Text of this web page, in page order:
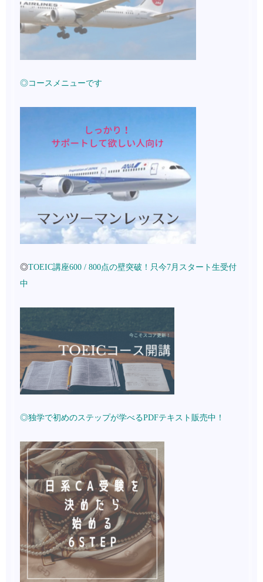
◎コースメニューです
◎TOEIC講座600 / 800点の壁突破！只今7月スタート生受付
中
◎独学で初めのステップが学べるPDFテキスト販売中！